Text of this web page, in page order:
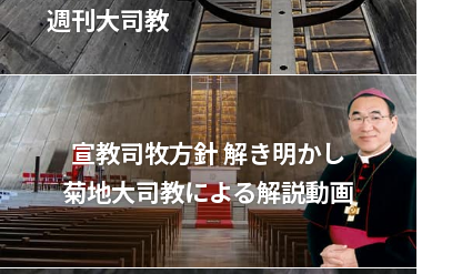
週刊大司教
宣教司牧⽅針 解き明かし
菊地⼤司教による解説動画